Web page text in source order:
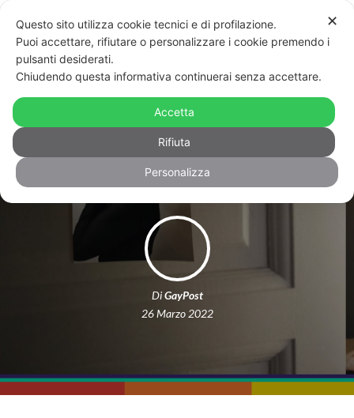
“Dive” al teatro Marconi di Roma:
con Mariano Gallo, Priscilla in Drag
Race Italia
DiGayPost
26 Marzo 2022
✕
Questo sito utilizza cookie tecnici e di profilazione.
Puoi accettare, rifiutare o personalizzare i cookie premendo i
pulsanti desiderati.
Chiudendo questa informativa continuerai senza accettare.
Accetta
Rifiuta
Personalizza